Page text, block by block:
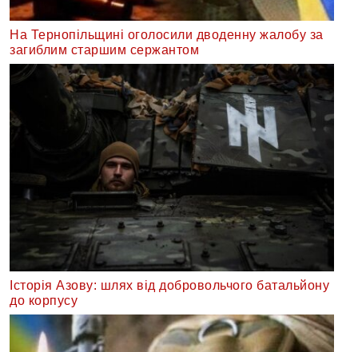
На Тернопільщині оголосили дводенну жалобу за
загиблим старшим сержантом
Історія Азову: шлях від добровольчого батальйону
до корпусу